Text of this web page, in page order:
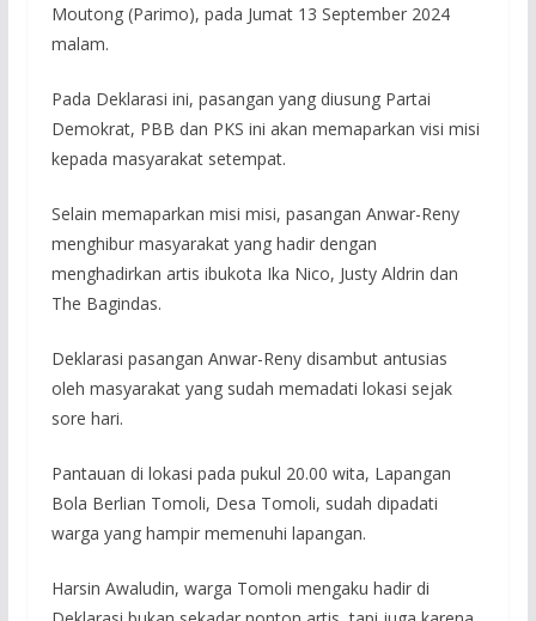
Moutong (Parimo), pada Jumat 13 September 2024
malam.
Pada Deklarasi ini, pasangan yang diusung Partai
Demokrat, PBB dan PKS ini akan memaparkan visi misi
kepada masyarakat setempat.
Selain memaparkan misi misi, pasangan Anwar-Reny
menghibur masyarakat yang hadir dengan
menghadirkan artis ibukota Ika Nico, Justy Aldrin dan
The Bagindas.
Deklarasi pasangan Anwar-Reny disambut antusias
oleh masyarakat yang sudah memadati lokasi sejak
sore hari.
Pantauan di lokasi pada pukul 20.00 wita, Lapangan
Bola Berlian Tomoli, Desa Tomoli, sudah dipadati
warga yang hampir memenuhi lapangan.
Harsin Awaludin, warga Tomoli mengaku hadir di